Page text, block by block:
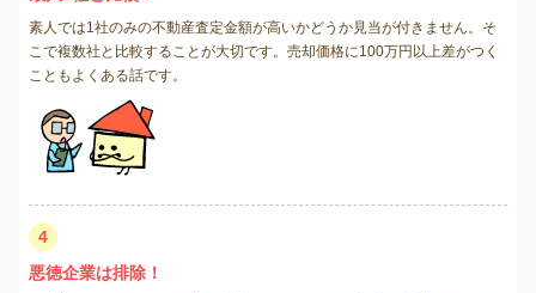
素人では1社のみの不動産査定金額が高いかどうか見当が付きません。そ
こで複数社と比較することが大切です。売却価格に100万円以上差がつく
こともよくある話です。
4
悪徳企業は排除！